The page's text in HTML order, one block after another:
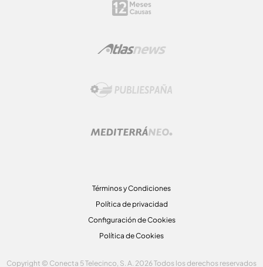
Términos y Condiciones
Política de privacidad
Configuración de Cookies
Política de Cookies
Copyright © Conecta 5 Telecinco, S. A. 2026 Todos los derechos reservados